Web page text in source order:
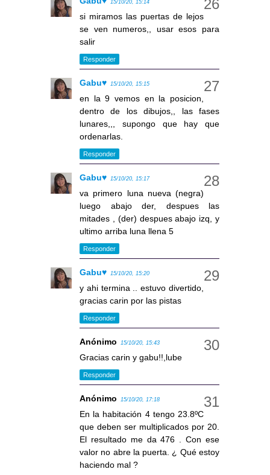
15/10/20, 15:14
si miramos las puertas de lejos
se ven numeros,, usar esos para
salir
Responder
Gabu♥ 15/10/20, 15:15
en la 9 vemos en la posicion,
dentro de los dibujos,, las fases
lunares,,, supongo que hay que
ordenarlas.
Responder
Gabu♥ 15/10/20, 15:17
va primero luna nueva (negra)
luego abajo der, despues las
mitades , (der) despues abajo izq, y
ultimo arriba luna llena 5
Responder
Gabu♥ 15/10/20, 15:20
y ahi termina .. estuvo divertido,
gracias carin por las pistas
Responder
Anónimo 15/10/20, 15:43
Gracias carin y gabu!!,lube
Responder
Anónimo 15/10/20, 17:18
En la habitación 4 tengo 23.8ºC
que deben ser multiplicados por 20.
El resultado me da 476 . Con ese
valor no abre la puerta. ¿ Qué estoy
haciendo mal ?